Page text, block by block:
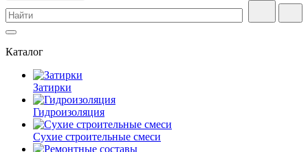
Каталог
Затирки
Гидроизоляция
Сухие строительные смеси